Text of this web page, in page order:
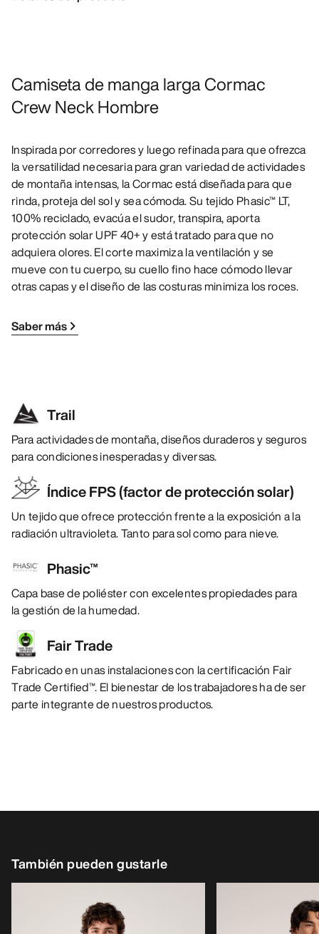
Camiseta de manga larga Cormac
Crew Neck Hombre
Inspirada por corredores y luego refinada para que ofrezca
la versatilidad necesaria para gran variedad de actividades
de montaña intensas, la Cormac está diseñada para que
rinda, proteja del sol y sea cómoda. Su tejido Phasic™ LT,
100% reciclado, evacúa el sudor, transpira, aporta
protección solar UPF 40+ y está tratado para que no
adquiera olores. El corte maximiza la ventilación y se
mueve con tu cuerpo, su cuello fino hace cómodo llevar
otras capas y el diseño de las costuras minimiza los roces.
Saber más
Trail
Para actividades de montaña, diseños duraderos y seguros
para condiciones inesperadas y diversas.
Índice FPS (factor de protección solar)
Un tejido que ofrece protección frente a la exposición a la
radiación ultravioleta. Tanto para sol como para nieve.
Phasic™
Capa base de poliéster con excelentes propiedades para
la gestión de la humedad.
Fair Trade
Fabricado en unas instalaciones con la certificación Fair
Trade Certified™. El bienestar de los trabajadores ha de ser
parte integrante de nuestros productos.
También pueden gustarle